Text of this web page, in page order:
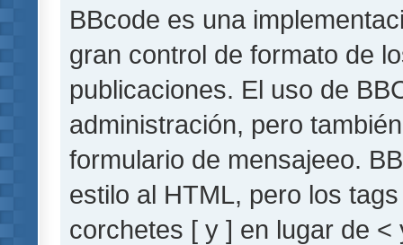
BBcode es una
gran control de formato de
publicaciones. El uso de
administración, pero
formulario de mensajeeo.
estilo al HTML, pero los
corchetes [ y ] en lugar de